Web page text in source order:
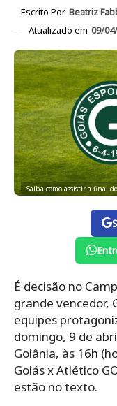
Escrito Por Beatriz
Atualizado em 09/
Saiba como assistir a final
É decisão no
grande vencedor,
equipes
domingo, 9 de
Goiânia, às 16h
Goiás x Atlético
estão no texto.